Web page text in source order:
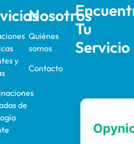
y
de
Nosotros
Quiénes
somos
Contacto
Tu
Servicio